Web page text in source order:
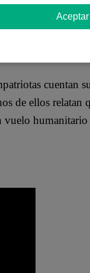
en Brasil por
del
cuentan
de ellos relatan